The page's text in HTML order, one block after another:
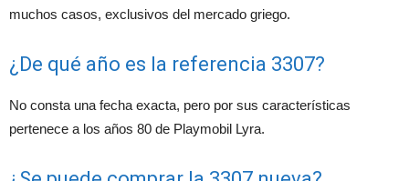
muchos casos, exclusivos del mercado griego.
¿De qué año es la referencia 3307?
No consta una fecha exacta, pero por sus características
pertenece a los años 80 de Playmobil Lyra.